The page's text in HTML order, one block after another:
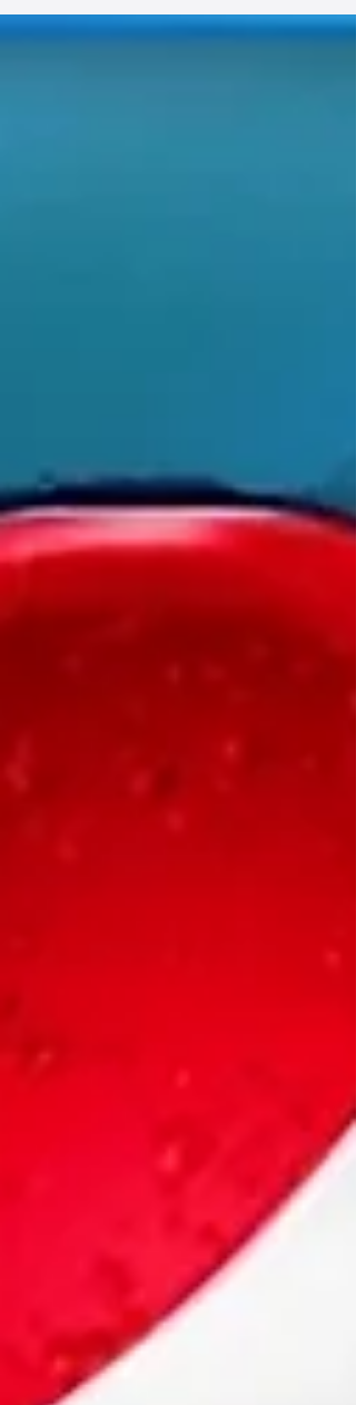
토토사이트 펩시벳 접속주소